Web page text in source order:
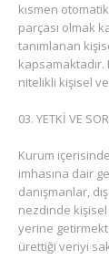
kısmen
parçası olmak
tanımlanan
nitelikli kişisel
YETKİ VE
Kurum
imhasına dair
danışmanlar,
nezdinde
yerine
ürettiği veriyi